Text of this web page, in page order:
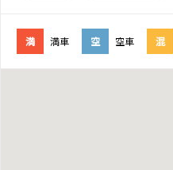
満 満車 空 空車 混